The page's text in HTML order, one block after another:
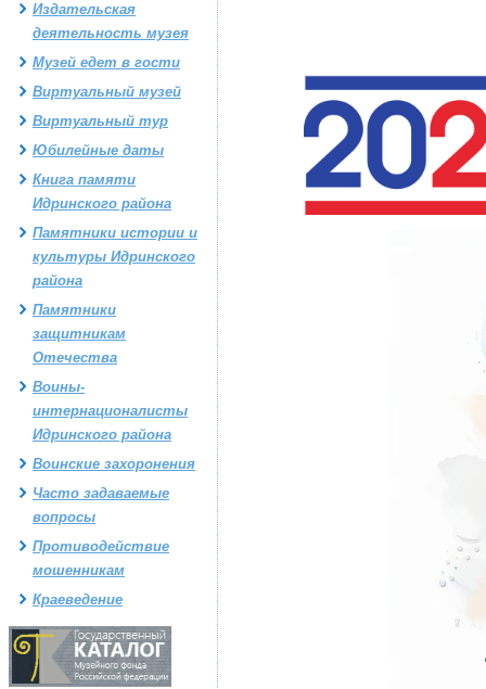
Издательская
деятельность музея
Музей едет в гости
Виртуальный музей
Виртуальный тур
Юбилейные даты
Книга памяти
Идринского района
Памятники истории и
культуры Идринского
района
Памятники
защитникам
Отечества
Воины-
интернационалисты
Идринского района
Воинские захоронения
Часто задаваемые
вопросы
Противодействие
мошенникам
Краеведение